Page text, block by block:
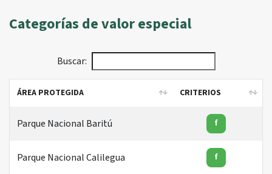
Categorías de valor especial
Buscar:
ÁREA PROTEGIDA
CRITERIOS
CRITERIOS
Parque Nacional Baritú f
Parque Nacional Calilegua f